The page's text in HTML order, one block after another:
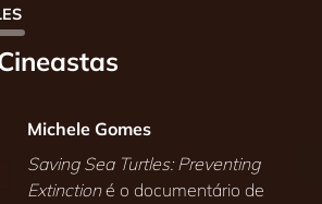
Michele Gomes
Saving Sea Turtles: Preventing
Extinctioné o documentário de